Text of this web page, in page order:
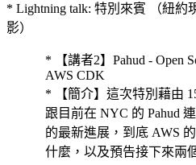
* Lightning talk: 特別來賓 （紐約
影）
* 【講者2】Pahud - Open
AWS CDK
* 【簡介】這次特別藉由
跟目前在 NYC 的 Pahud
的最新進展，到底 AWS
什麼，以及預告接下來兩